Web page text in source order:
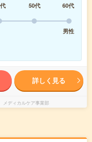
50代
60代
男性
詳しく見る
ディカルケア事業部